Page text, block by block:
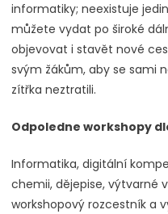
informatiky; neexistuje
můžete vydat po široké
objevovat i stavět nové
svým žákům, aby se sami
zítřka neztratili.
Odpoledne workshopy
Informatika, digitální
chemii, dějepise, výtvarné
workshopový rozcestník a